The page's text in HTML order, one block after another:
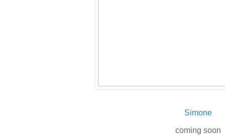
Simone
coming soon